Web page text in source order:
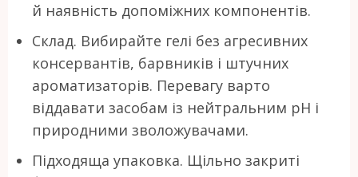
й наявність допоміжних компонентів.
Склад. Вибирайте гелі без агресивних
консервантів, барвників і штучних
ароматизаторів. Перевагу варто
віддавати засобам із нейтральним pH і
природними зволожувачами.
Підходяща упаковка. Щільно закриті